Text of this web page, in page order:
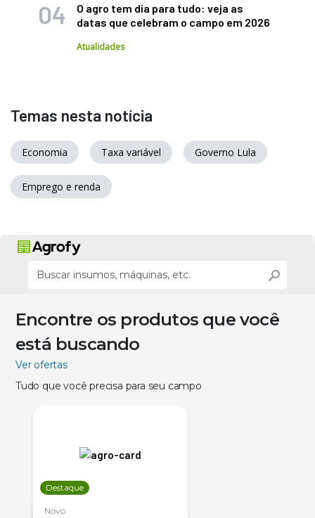
O agro tem dia para tudo: veja as
datas que celebram o campo em 2026
Atualidades
Temas nesta notícia
Economia Taxa variável Governo Lula
Emprego e renda
Encontre os produtos que você
está buscando
Ver ofertas
Tudo que você precisa para seu campo
Destaque
Novo